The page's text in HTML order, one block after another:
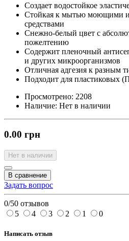
Создает водостойкое
Стойкая к мытью моющими
средствами
Снежно-белый цвет с
пожелтению
Содержит пленочный
и других микроорганизмов
Отличная адгезия к разным
Подходит для пластиковых
Просмотрено: 2208
Наличие: Нет в наличии
0.00 грн
Нет в наличии
В сравнение
Задать вопрос
0/50 отзывов
5
4 3 2 1 0
Написать отзыв